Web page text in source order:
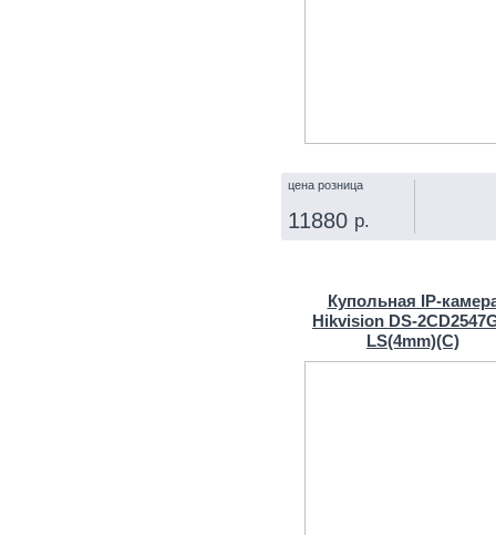
цена розница
11880 р.
Купольная
Hikvision DS-
LS(4mm)(С)